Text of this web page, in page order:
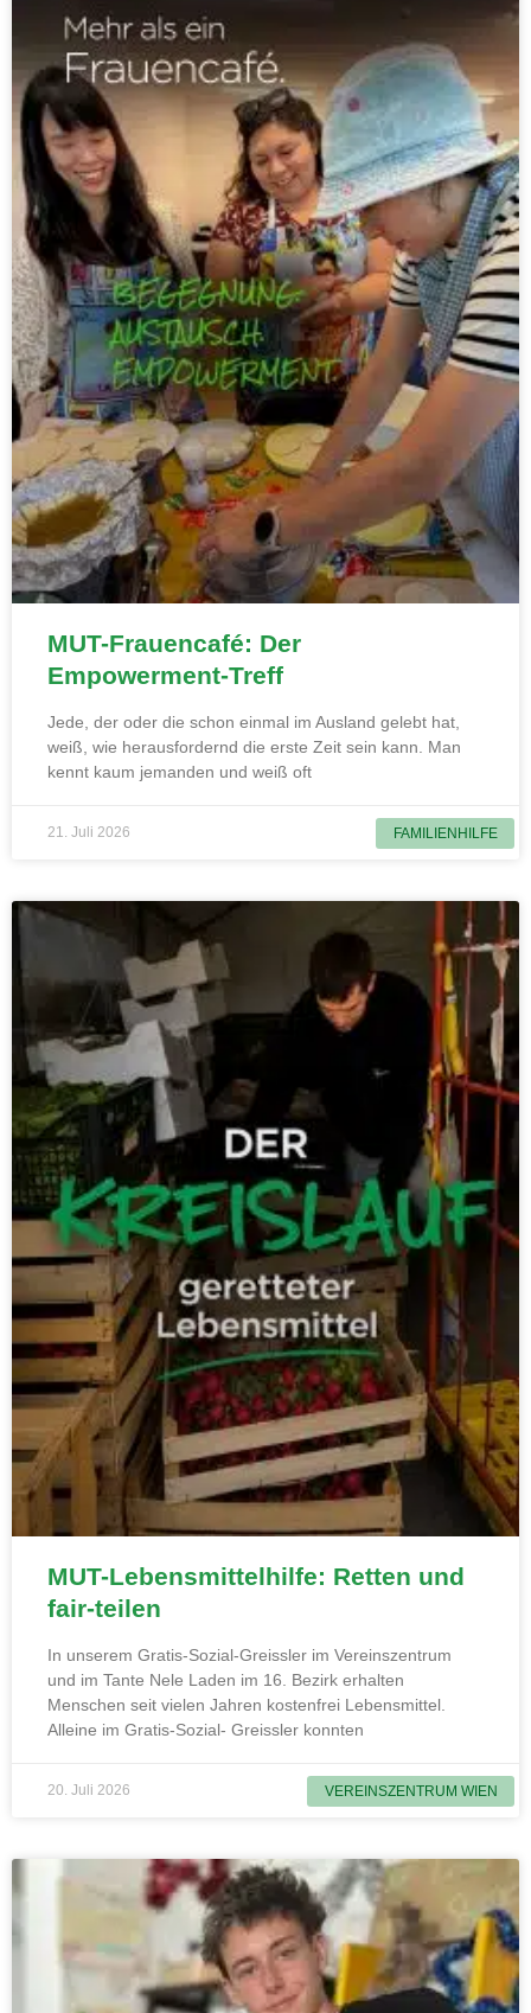
FAMILIENHILFE
MUT-Frauencafé: Der
Empowerment-Treff
Jede, der oder die schon einmal im Ausland gelebt hat,
weiß, wie herausfordernd die erste Zeit sein kann. Man
kennt kaum jemanden und weiß oft
21. Juli 2026
VEREINSZENTRUM WIEN
MUT-Lebensmittelhilfe: Retten und
fair-teilen
In unserem Gratis-Sozial-Greissler im Vereinszentrum
und im Tante Nele Laden im 16. Bezirk erhalten
Menschen seit vielen Jahren kostenfrei Lebensmittel.
Alleine im Gratis-Sozial- Greissler konnten
20. Juli 2026